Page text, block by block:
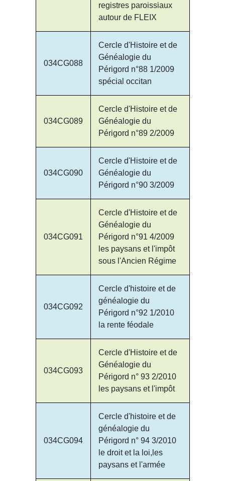
registres paroissiaux
autour de FLEIX
034CG088
Cercle d'Histoire et de
Généalogie du
Périgord n°88 1/2009
spécial occitan
034CG089
Cercle d'Histoire et de
Généalogie du
Périgord n°89 2/2009
034CG090
Cercle d'Histoire et de
Généalogie du
Périgord n°90 3/2009
034CG091
Cercle d'Histoire et de
Généalogie du
Périgord n°91 4/2009
les paysans et l'impôt
sous l'Ancien Régime
034CG092
Cercle d'histoire et de
généalogie du
Périgord n°92 1/2010
la rente féodale
034CG093
Cercle d'Histoire et de
Généalogie du
Périgord n° 93 2/2010
les paysans et l'impôt
034CG094
Cercle d'histoire et de
généalogie du
Périgord n° 94 3/2010
le droit et la loi,les
paysans et l'armée